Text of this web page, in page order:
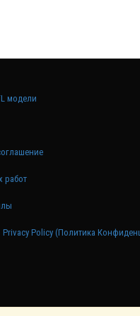
модели
работ
Privacy Policy (Политика